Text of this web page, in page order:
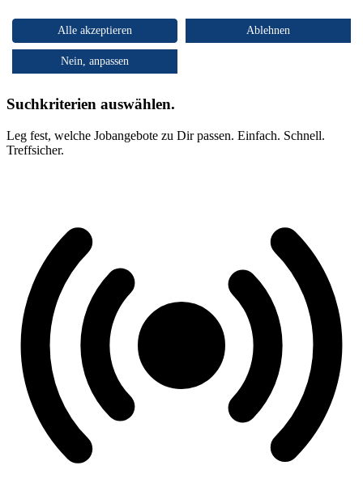
Suchkriterien auswählen.
Leg fest, welche Jobangebote zu Dir passen. Einfach. Schnell.
Treffsicher.
Alle akzeptieren Ablehnen
Nein, anpassen